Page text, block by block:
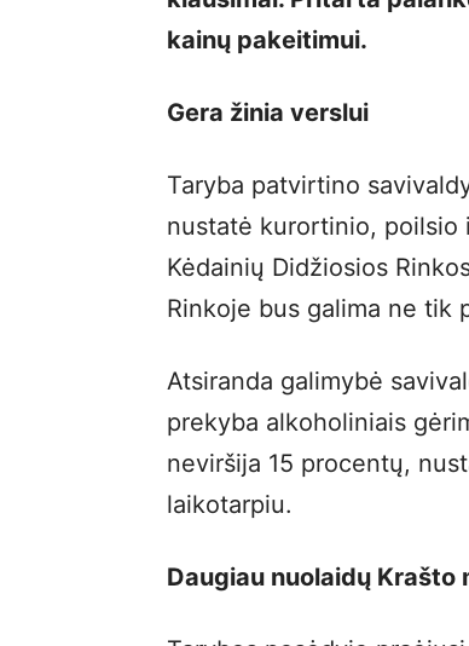
kainų pakeitimui.
Gera žinia verslui
Taryba patvirtino
nustatė kurortinio, poilsio
Kėdainių Didžiosios
Rinkoje bus galima ne tik
Atsiranda galimybė
prekyba alkoholiniais
neviršija 15 procentų,
laikotarpiu.
Daugiau nuolaidų Krašto